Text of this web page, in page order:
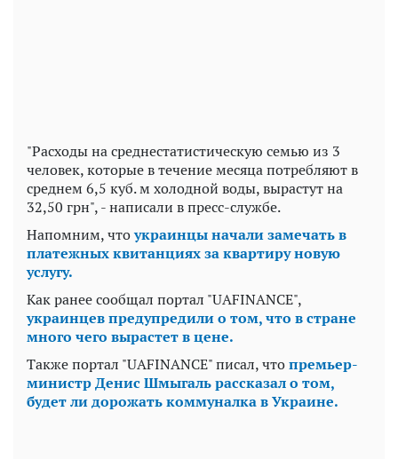
"Расходы на среднестатистическую семью из 3
человек, которые в течение месяца потребляют в
среднем 6,5 куб. м холодной воды, вырастут на
32,50 грн", - написали в пресс-службе.
Напомним, чтоукраинцы начали замечать в
платежных квитанциях за квартиру новую
услугу.
Как ранее сообщал портал "UAFINANCE",
украинцев предупредили о том, что в стране
много чего вырастет в цене.
Также портал "UAFINANCE" писал, чтопремьер-
министр Денис Шмыгаль рассказал о том,
будет ли дорожать коммуналка в Украине.